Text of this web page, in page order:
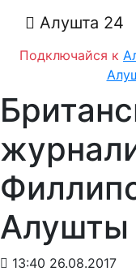
Алушта 24
Подключайся к
Алушты
13:40 26.08.2017